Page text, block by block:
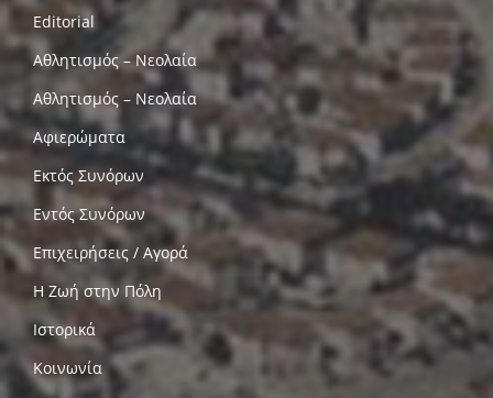
Editorial
Αθλητισμός – Νεολαία
Αθλητισμός – Νεολαία
Αφιερώματα
Εκτός Συνόρων
Εντός Συνόρων
Επιχειρήσεις / Αγορά
Η Ζωή στην Πόλη
Ιστορικά
Κοινωνία